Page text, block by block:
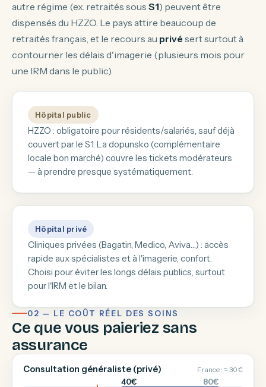
autre régime (ex. retraités sous S1) peuvent être
dispensés du HZZO. Le pays attire beaucoup de
retraités français, et le recours au privé sert surtout à
contourner les délais d'imagerie (plusieurs mois pour
une IRM dans le public).
Hôpital public
HZZO : obligatoire pour résidents/salariés, sauf déjà
couvert par le S1. La dopunsko (complémentaire
locale bon marché) couvre les tickets modérateurs
— à prendre presque systématiquement.
Hôpital privé
Cliniques privées (Bagatin, Medico, Aviva…) : accès
rapide aux spécialistes et à l'imagerie, confort.
Choisi pour éviter les longs délais publics, surtout
pour l'IRM et le bilan.
02 — LE COÛT RÉEL DES SOINS
Ce que vous paieriez sans
assurance
Consultation généraliste (privé) France : ≈ 30 €
40€ 80€